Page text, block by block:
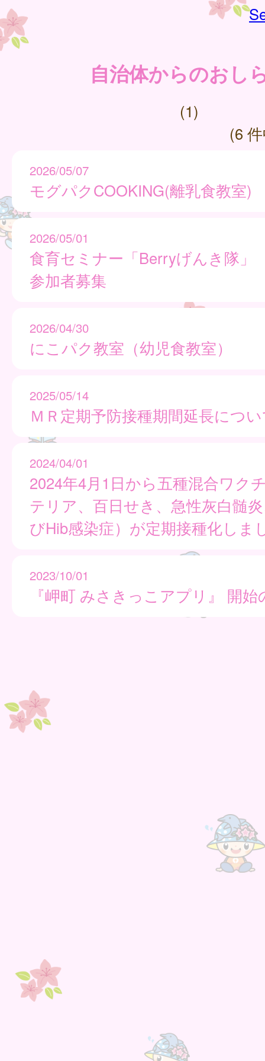
自治体からのおし
(1)
(6
2026/05/07
モグパクCOOKING(離乳食教
2026/05/01
食育セミナー「Berryげんき隊」
参加者募集
2026/04/30
にこパク教室（幼児食教室）
2025/05/14
ＭＲ定期予防接種期間延長につ
2024/04/01
2024年4月1日から五種混合ワク
テリア、百日せき、急性灰白髄
びHib感染症）が定期接種化しま
2023/10/01
『岬町 みさきっこアプリ』 開